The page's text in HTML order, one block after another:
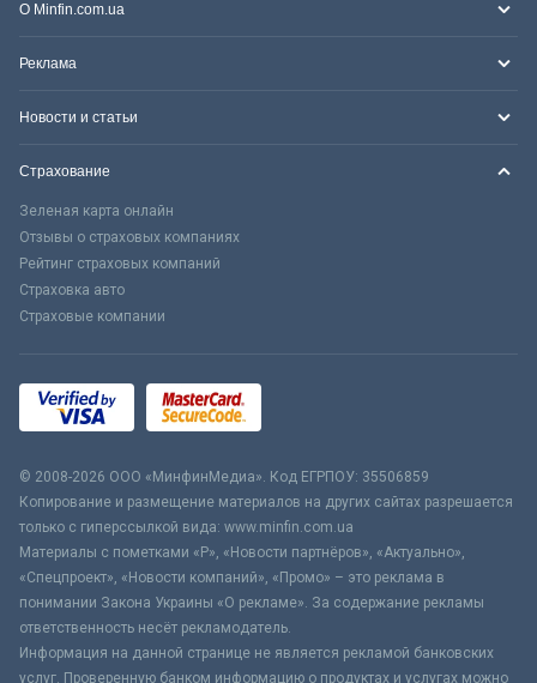
О Minfin.com.ua
Реклама
Новости и статьи
Страхование
Зеленая карта онлайн
Отзывы о страховых компаниях
Рейтинг страховых компаний
Страховка авто
Страховые компании
© 2008-2026 ООО «МинфинМедиа». Код ЕГРПОУ: 35506859
Копирование и размещение материалов на других сайтах разрешается
только с гиперссылкой вида: www.minfin.com.ua
Материалы с пометками «Р», «Новости партнёров», «Актуально»,
«Спецпроект», «Новости компаний», «Промо» – это реклама в
понимании Закона Украины «О рекламе». За содержание рекламы
ответственность несёт рекламодатель.
Информация на данной странице не является рекламой банковских
услуг. Проверенную банком информацию о продуктах и услугах можно